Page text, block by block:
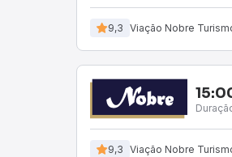
9,3 Viação Nobre
9,3 Viação Nobre